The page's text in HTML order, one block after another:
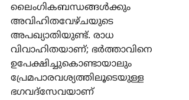
ലൈംഗികബന്ധങ്ങള്‍ക്കും
അവിഹിതവേഴ്ചയുടെ
അപഖ്യാതിയുണ്ട്. രാധ
വിവാഹിതയാണ്; ഭര്‍ത്താവിനെ
ഉപേക്ഷിച്ചുകൊണ്ടായാലും
പ്രേമപാരവശ്യത്തിലൂടെയുള്ള
ഭഗവദ്സേവയാണ്